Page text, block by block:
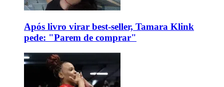
Após livro virar best-seller, Tamara Klink
pede: "Parem de comprar"